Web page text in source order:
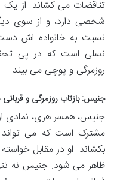
تناقضات می کشاند. از یک
شخصی دارد، و از سوی
نسبت به خانواده اش
نسلی است که در پی
روزمرگی و پوچی می بیند.
جنیس: بازتاب روزمرگی و
جنیس، همسر هری، نمادی
مشترک است که می تواند
بکشاند. او در مقابل
ظاهر می شود. جنیس نه